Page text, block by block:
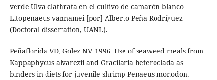
verde Ulva clathrata en el cultivo de camarón blanco
Litopenaeus vannamei [por] Alberto Peña Rodríguez
(Doctoral dissertation, UANL).
Peñaflorida VD, Golez NV. 1996. Use of seaweed meals from
Kappaphycus alvarezii and Gracilaria heteroclada as
binders in diets for juvenile shrimp Penaeus monodon.